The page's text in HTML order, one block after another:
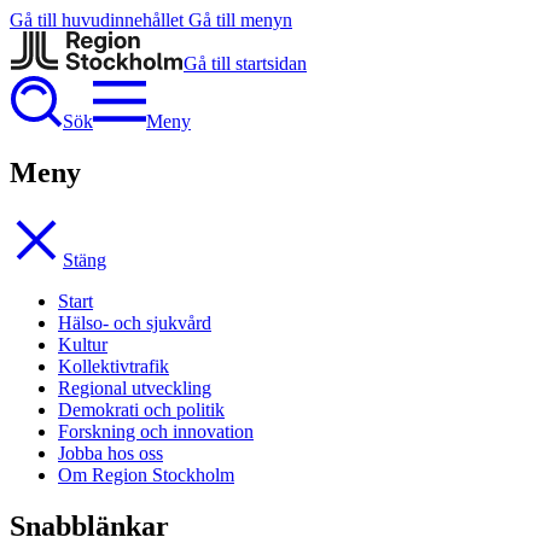
Gå till huvudinnehållet Gå till menyn
Gå till startsidan
Sök Meny
Meny
Stäng
Start
Hälso- och sjukvård
Kultur
Kollektivtrafik
Regional utveckling
Demokrati och politik
Forskning och innovation
Jobba hos oss
Om Region Stockholm
Snabblänkar